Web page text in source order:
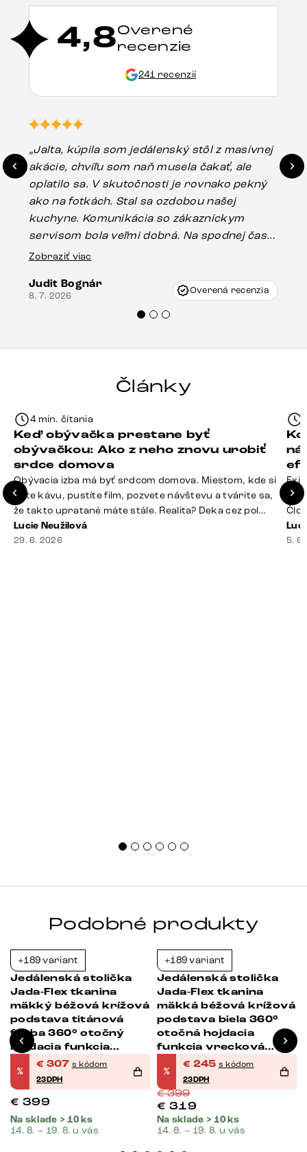
4,8Overené
recenzie
241 recenzií
„Jalta, kúpila som jedálenský stôl z masívnej
akácie, chvíľu som naň musela čakať, ale
oplatilo sa. V skutočnosti je rovnako pekný
ako na fotkách. Stal sa ozdobou našej
kuchyne. Komunikácia so zákazníckym
servisom bola veľmi dobrá. Na spodnej časti
stola bolo malé poškodenie, pravdepodobne
Vincze pri riešení mojej záležitosti pristúpili
veľmi korektne. Odporúčam produkty Delife
Zobraziť viac
Judit Bognár
8. 7. 2026 Overená recenzia
Články
4 min. čítania
Keď obývačka prestane byť
obývačkou: Ako z neho znovu urobiť
srdce domova
Obývacia izba má byť srdcom domova. Miestom, kde si
dáte kávu, pustíte film, pozvete návštevu a tvárite sa,
že takto upratané máte stále. Realita? Deka cez pol
sedačky, ovládač záhadne zmizol, konferenčný stolík
slúži ako odkladisko všetkého od účteniek po balzam
Lucie Neužilová
29. 6. 2026
si
5.
Podobné produkty
+189 variant
Jedálenská stolička
Jada-Flex tkanina
mäkký béžová krížová
podstava titánová
farba 360° otočný
hojdacia funkcia
vrecková pružina
%
€ 307 s kódom
23DPH
€ 399
Na sklade > 10 ks
14. 8. – 19. 8. u vás
+189 variant
Jedálenská stolička
Jada-Flex tkanina
mäkká béžová krížová
podstava biela 360°
otočná hojdacia
funkcia vrecková
pružina
%
€ 245 s kódom
23DPH
€399
€ 319
Na sklade > 10 ks
14. 8. – 19. 8. u vás